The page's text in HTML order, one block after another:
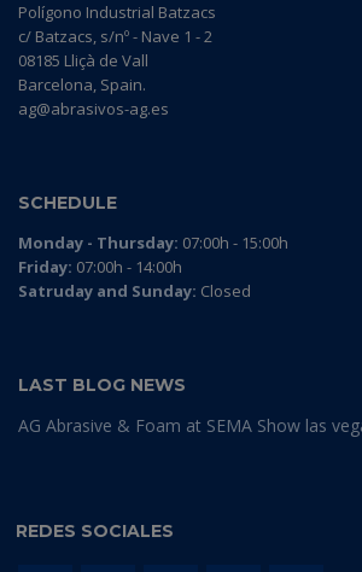
Polígono Industrial Batzacs
c/ Batzacs, s/nº - Nave 1 - 2
08185 Lliçà de Vall
Barcelona, Spain.
ag@abrasivos-ag.es
SCHEDULE
Monday - Thursday: 07:00h - 15:00h
Friday: 07:00h - 14:00h
Satruday and Sunday: Closed
LAST BLOG NEWS
AG Abrasive & Foam at SEMA Show las
REDES SOCIALES